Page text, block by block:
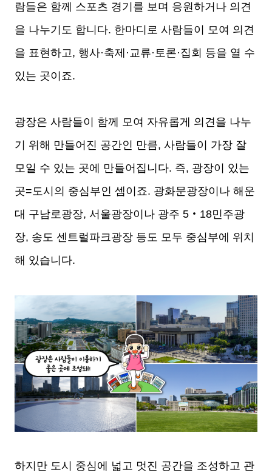
람들은 함께 스포츠 경기를 보며 응원하거나 의견
을 나누기도 합니다. 한마디로 사람들이 모여 의견
을 표현하고, 행사·축제·교류·토론·집회 등을 열 수
있는 곳이죠.
광장은 사람들이 함께 모여 자유롭게 의견을 나누
기 위해 만들어진 공간인 만큼, 사람들이 가장 잘
모일 수 있는 곳에 만들어집니다. 즉, 광장이 있는
곳=도시의 중심부인 셈이죠. 광화문광장이나 해운
대 구남로광장, 서울광장이나 광주 5‧18민주광
장, 송도 센트럴파크광장 등도 모두 중심부에 위치
해 있습니다.
하지만 도시 중심에 넓고 멋진 공간을 조성하고 관